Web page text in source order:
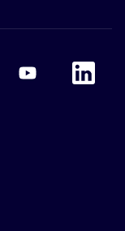
Accor Youtube
Accor